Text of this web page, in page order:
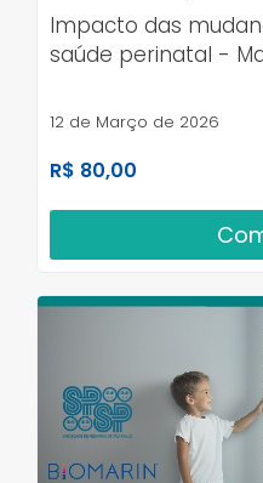
Impacto das
saúde perinatal -
12 de Março de 2026
R$ 80,00